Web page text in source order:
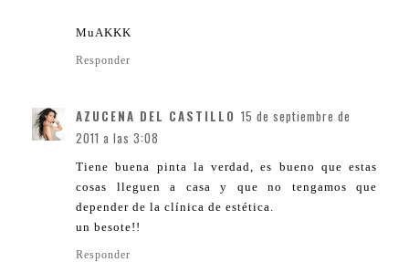
MuAKKK
Responder
AZUCENA DEL CASTILLO 15 de septiembre de
2011 a las 3:08
Tiene buena pinta la verdad, es bueno que estas
cosas lleguen a casa y que no tengamos que
depender de la clínica de estética.
un besote!!
Responder